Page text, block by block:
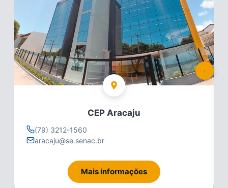
CEP Aracaju
(79) 3212-1560
aracaju@se.senac.br
Mais informações